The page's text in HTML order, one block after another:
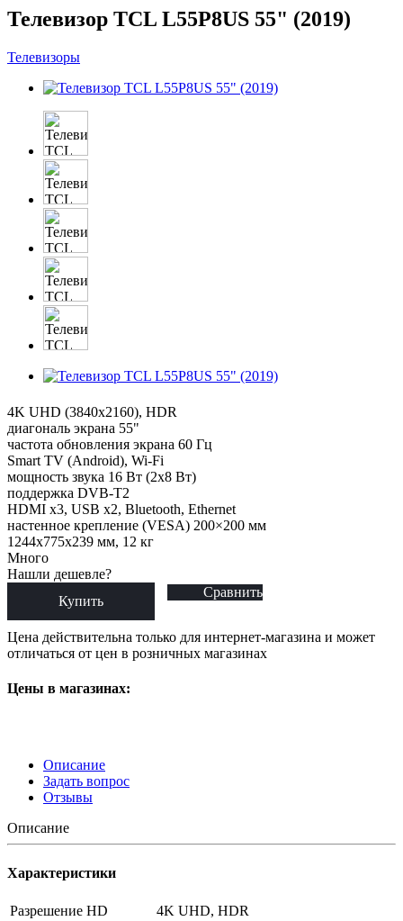
Телевизор TCL L55P8US 55" (2019)
Телевизоры
4K UHD (3840x2160), HDR
диагональ экрана 55"
частота обновления экрана 60 Гц
Smart TV (Android), Wi-Fi
мощность звука 16 Вт (2х8 Вт)
поддержка DVB-T2
HDMI x3, USB x2, Bluetooth, Ethernet
настенное крепление (VESA) 200×200 мм
1244x775x239 мм, 12 кг
Много
Нашли дешевле?
Купить
Сравнить
Цена действительна только для интернет-магазина и может
отличаться от цен в розничных магазинах
Цены в магазинах:
Описание
Задать вопрос
Отзывы
Описание
Характеристики
Разрешение HD
4K UHD, HDR